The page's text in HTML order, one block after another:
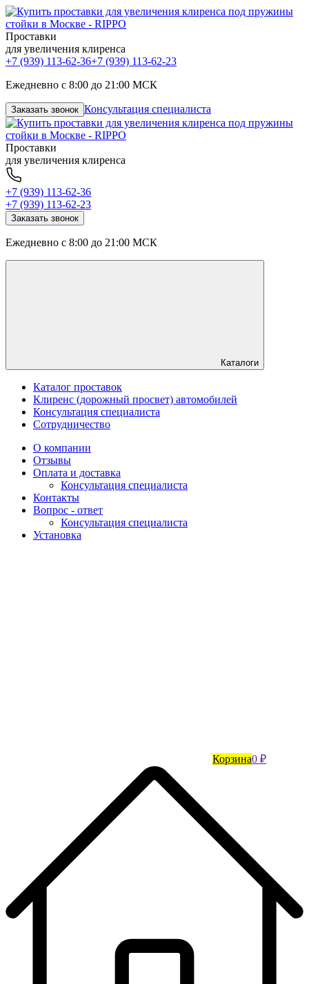
Проставки
для увеличения клиренса
+7 (939) 113-62-36+7 (939) 113-62-23
Ежедневно с 8:00 до 21:00 МСК
Заказать звонок Консультация специалиста
Проставки
для увеличения клиренса
+7 (939) 113-62-36
+7 (939) 113-62-23
Заказать звонок
Ежедневно с 8:00 до 21:00 МСК
Каталоги
Каталог проставок
Клиренс (дорожный просвет) автомобилей
Консультация специалиста
Сотрудничество
О компании
Отзывы
Оплата и доставка
Консультация специалиста
Контакты
Вопрос - ответ
Консультация специалиста
Установка
Корзина0 ₽